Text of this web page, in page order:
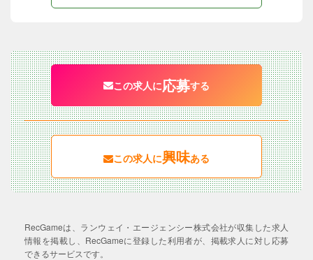
この求人に応募する
この求人に興味ある
RecGameは、ランウェイ・エージェンシー株式会社が収集した求人
情報を掲載し、RecGameに登録した利用者が、掲載求人に対し応募
できるサービスです。